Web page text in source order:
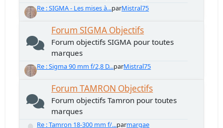
Re : SIGMA - Les mises à...parMistral75
Forum SIGMA Objectifs
Forum objectifs SIGMA pour toutes
marques
Re : Sigma 90 mm f/2,8 D...parMistral75
Forum TAMRON Objectifs
Forum objectifs Tamron pour toutes
marques
Re : Tamron 18-300 mm f/...parmargae